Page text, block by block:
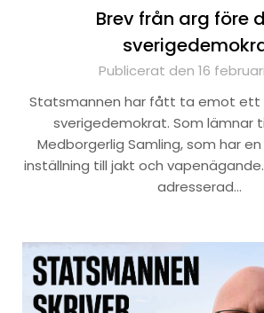
Brev från arg före
Publicerat den 16
Statsmannen har fått ta emot ett
sverigedemokrat. Som lämnar
Medborgerlig Samling, som har
inställning till jakt och
adresserad…